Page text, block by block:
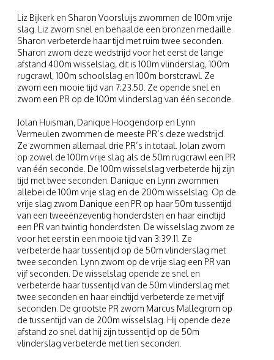
Liz Bijkerk en Sharon Voorsluijs zwommen de 100m vrije
slag. Liz zwom snel en behaalde een bronzen medaille.
Sharon verbeterde haar tijd met ruim twee seconden.
Sharon zwom deze wedstrijd voor het eerst de lange
afstand 400m wisselslag, dit is 100m vlinderslag, 100m
rugcrawl, 100m schoolslag en 100m borstcrawl. Ze
zwom een mooie tijd van 7:23.50. Ze opende snel en
zwom een PR op de 100m vlinderslag van één seconde.
Jolan Huisman, Danique Hoogendorp en Lynn
Vermeulen zwommen de meeste PR’s deze wedstrijd.
Ze zwommen allemaal drie PR’s in totaal. Jolan zwom
op zowel de 100m vrije slag als de 50m rugcrawl een PR
van één seconde. De 100m wisselslag verbeterde hij zijn
tijd met twee seconden. Danique en Lynn zwommen
allebei de 100m vrije slag en de 200m wisselslag. Op de
vrije slag zwom Danique een PR op haar 50m tussentijd
van een tweeënzeventig honderdsten en haar eindtijd
een PR van twintig honderdsten. De wisselslag zwom ze
voor het eerst in een mooie tijd van 3:39.11. Ze
verbeterde haar tussentijd op de 50m vlinderslag met
twee seconden. Lynn zwom op de vrije slag een PR van
vijf seconden. De wisselslag opende ze snel en
verbeterde haar tussentijd van de 50m vlinderslag met
twee seconden en haar eindtijd verbeterde ze met vijf
seconden. De grootste PR zwom Marcus Mallegrom op
de tussentijd van de 200m wisselslag. Hij opende deze
afstand zo snel dat hij zijn tussentijd op de 50m
vlinderslag verbeterde met tien seconden.